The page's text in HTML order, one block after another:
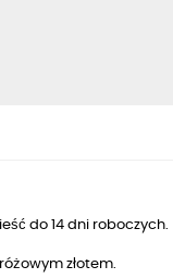
do 14 dni roboczych.
złotem.